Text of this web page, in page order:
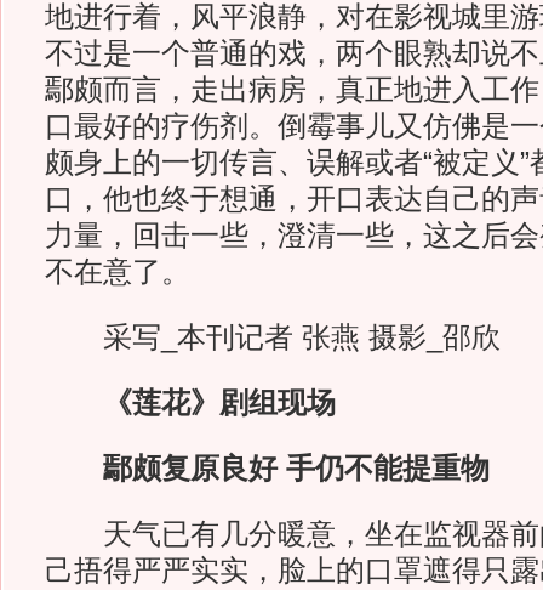
地进行着，风平浪静，对在影视城里
不过是一个普通的戏，两个眼熟却说
鄢颇而言，走出病房，真正地进入工
口最好的疗伤剂。倒霉事儿又仿佛是
颇身上的一切传言、误解或者“被定义
口，他也终于想通，开口表达自己的
力量，回击一些，澄清一些，这之后
不在意了。
采写_本刊记者 张燕 摄影_邵欣
《莲花》剧组现场
鄢颇复原良好 手仍不能提重物
天气已有几分暖意，坐在监视器前
己捂得严严实实，脸上的口罩遮得只